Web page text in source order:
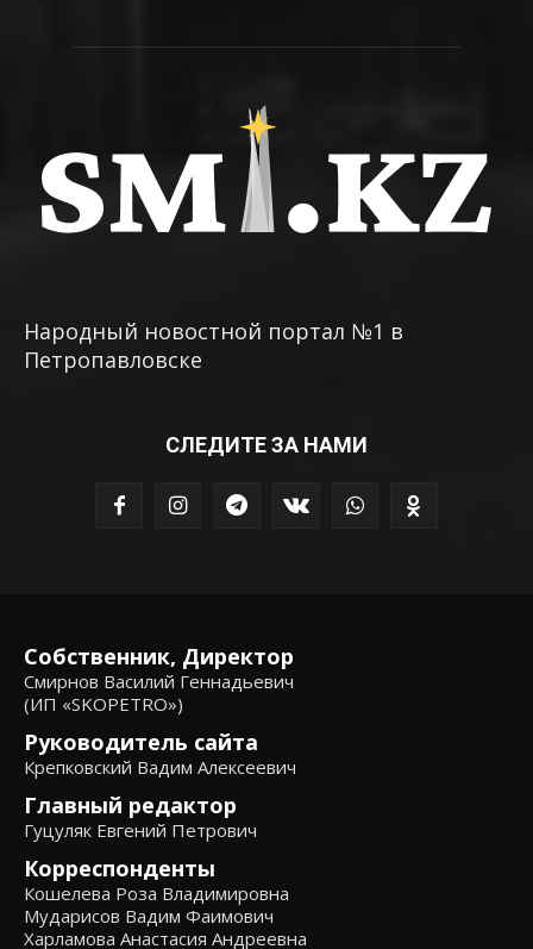
Народный новостной портал №1 в
Петропавловске
СЛЕДИТЕ ЗА НАМИ
Собственник, Директор
Смирнов Василий Геннадьевич
(ИП «SKOPETRO»)
Руководитель сайта
Крепковский Вадим Алексеевич
Главный редактор
Гуцуляк Евгений Петрович
Корреспонденты
Кошелева Роза Владимировна
Мударисов Вадим Фаимович
Харламова Анастасия Андреевна